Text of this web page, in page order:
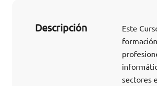
Descripción
Este
sectores